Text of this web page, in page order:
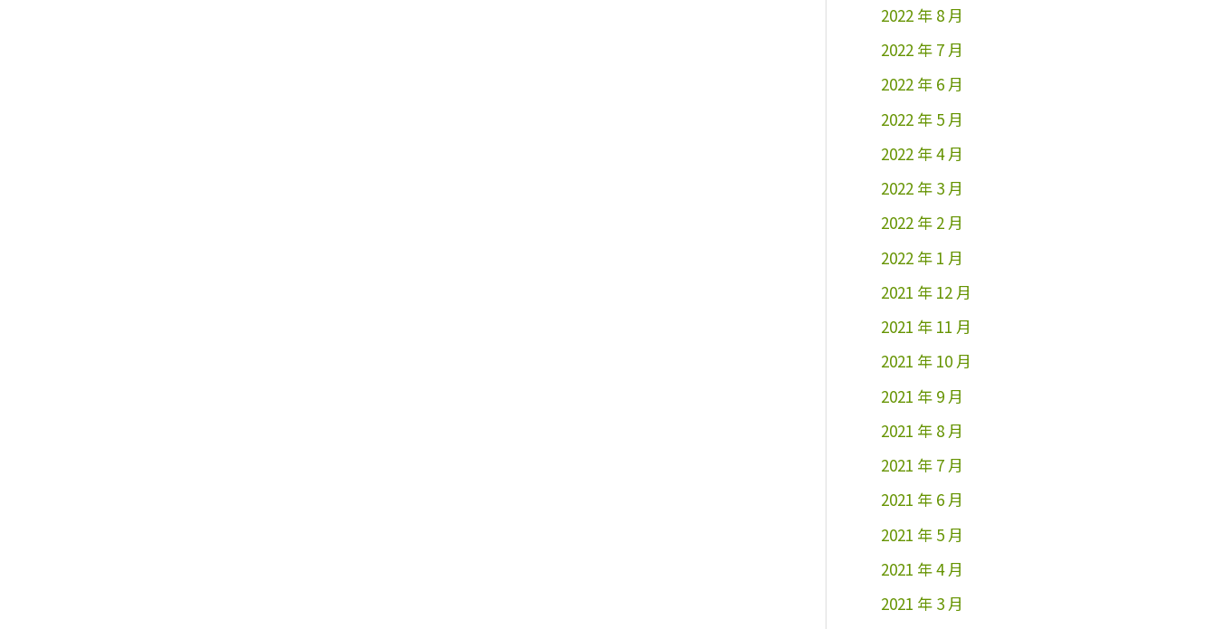
2022 年 8 月
2022 年 7 月
2022 年 6 月
2022 年 5 月
2022 年 4 月
2022 年 3 月
2022 年 2 月
2022 年 1 月
2021 年 12 月
2021 年 11 月
2021 年 10 月
2021 年 9 月
2021 年 8 月
2021 年 7 月
2021 年 6 月
2021 年 5 月
2021 年 4 月
2021 年 3 月